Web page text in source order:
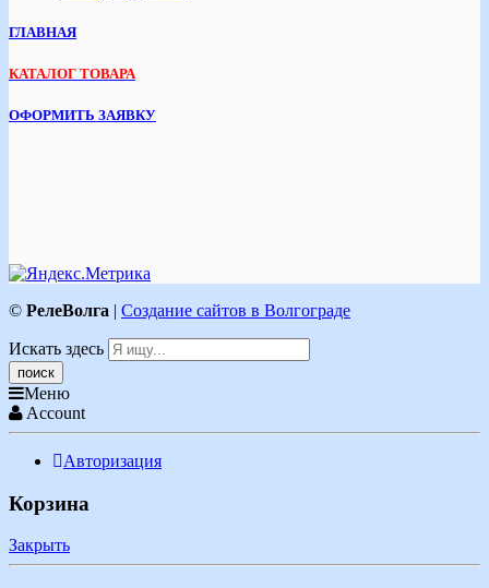
ГЛАВНАЯ
КАТАЛОГ ТОВАРА
ОФОРМИТЬ ЗАЯВКУ
© РелеВолга | Создание сайтов в Волгограде
Искать здесь
Меню
Account
Авторизация
Корзина
Закрыть